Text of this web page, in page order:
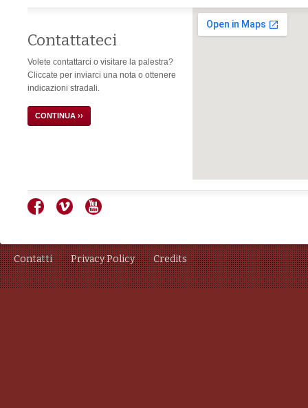
Contattateci
Volete contattarci o visitare la palestra?
Cliccate per inviarci una nota o ottenere
indicazioni stradali.
CONTINUA ››
Contatti Privacy Policy Credits